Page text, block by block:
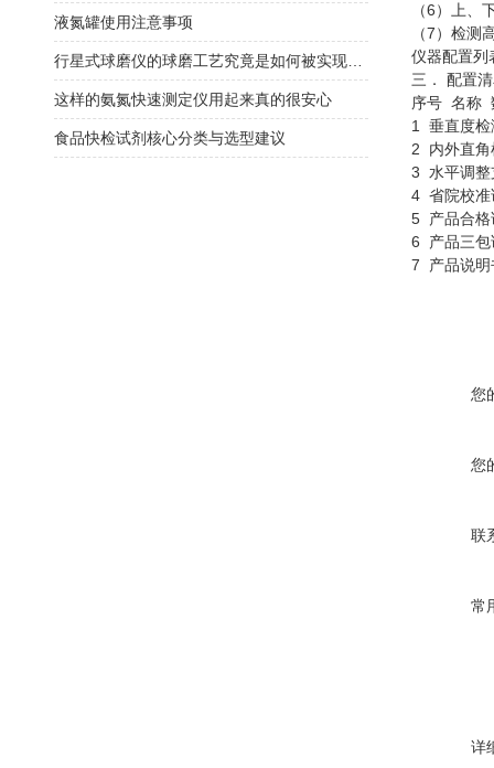
（6 ）上、
（7 ）检测
仪器配置列
三．
配置
序号 名称
1 垂直度
2 内外直
3 水平调整
4 省院校准
5 产品合格
6 产品三包
7 产品说明
您
您
联
常
详
液氮罐使用注意事项
这样的氨氮快速测定仪用起来真的很安心
食品快检试剂核心分类与选型建议